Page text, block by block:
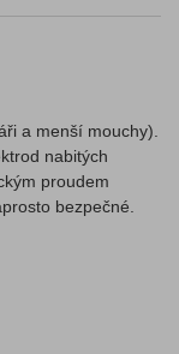
a menší mouchy).
nabitých
proudem
bezpečné.